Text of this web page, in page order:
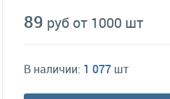
89 руб от 1000 шт
В наличии: 1 077 шт